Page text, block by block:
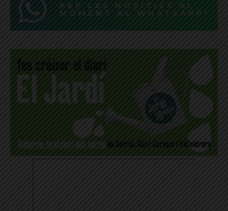
REP LES NOTÍCIES AL
MOMENT AL WHATSAPP!